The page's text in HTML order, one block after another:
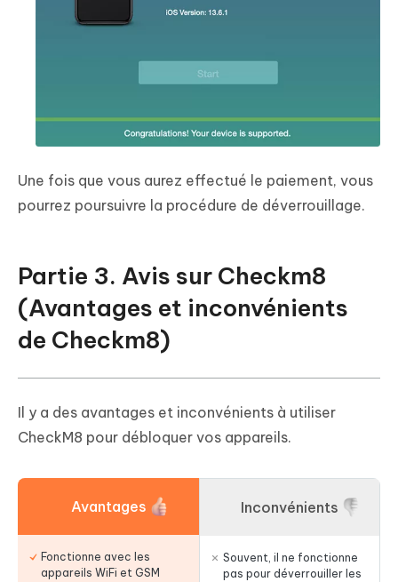
Une fois que vous aurez effectué le paiement, vous
pourrez poursuivre la procédure de déverrouillage.
Partie 3. Avis sur Checkm8
(Avantages et inconvénients
de Checkm8)
Il y a des avantages et inconvénients à utiliser
CheckM8 pour débloquer vos appareils.
Avantages
Fonctionne avec les
appareils WiFi et GSM
Inconvénients
Souvent, il ne fonctionne
pas pour déverrouiller les